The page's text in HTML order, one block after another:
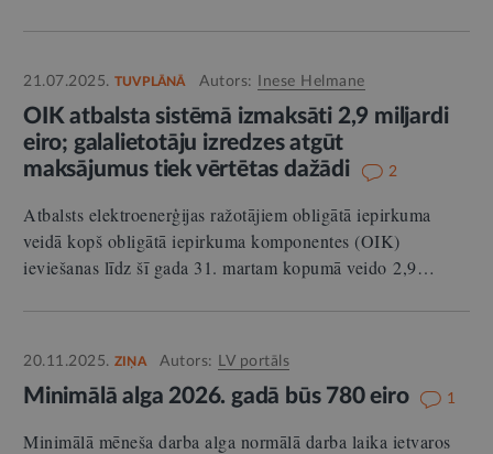
21.07.2025. TUVPLĀNĀ Autors: Inese Helmane
OIK atbalsta sistēmā izmaksāti 2,9 miljardi
eiro; galalietotāju izredzes atgūt
maksājumus tiek vērtētas dažādi
2
Atbalsts elektroenerģijas ražotājiem obligātā iepirkuma
veidā kopš obligātā iepirkuma komponentes (OIK)
ieviešanas līdz šī gada 31. martam kopumā veido 2,9…
20.11.2025. ZIŅA Autors: LV portāls
Minimālā alga 2026. gadā būs 780 eiro 1
Minimālā mēneša darba alga normālā darba laika ietvaros